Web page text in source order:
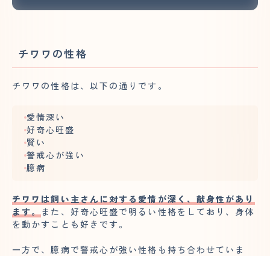
チワワの性格
チワワの性格は、以下の通りです。
愛情深い
好奇心旺盛
賢い
警戒心が強い
臆病
チワワは飼い主さんに対する愛情が深く、献身性があり
ます。 また、好奇心旺盛で明るい性格をしており、身体
を動かすことも好きです。
一方で、臆病で警戒心が強い性格も持ち合わせていま